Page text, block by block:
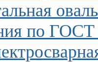
по ГОСТ